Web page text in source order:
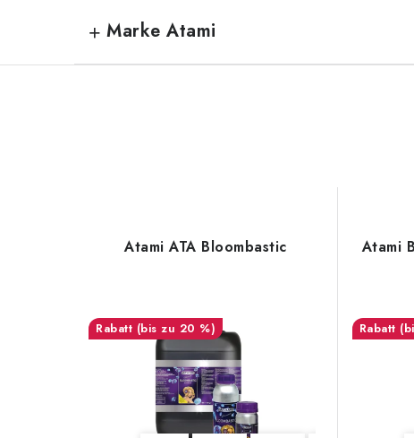
Marke Atami
Atami ATA Bloombastic
(bis zu 20 %)
Atami